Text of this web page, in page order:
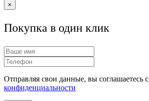
×
Покупка в один клик
Отправляя свои данные, вы соглашаетесь с
конфиденциальности